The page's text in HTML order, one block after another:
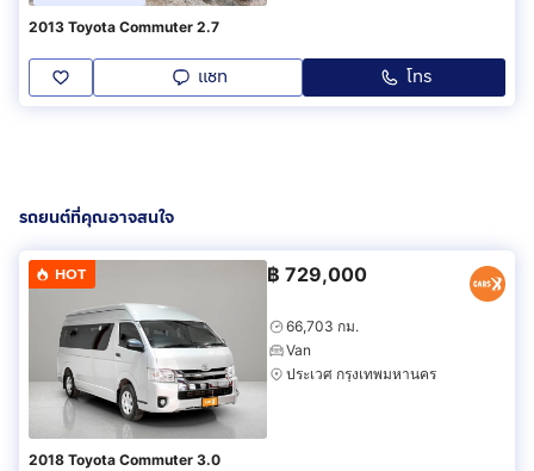
2013 Toyota Commuter 2.7
แชท โทร
รถยนต์ที่คุณอาจสนใจ
HOT ฿ 729,000
66,703 กม.
Van
ประเวศ กรุงเทพมหานคร
2018 Toyota Commuter 3.0